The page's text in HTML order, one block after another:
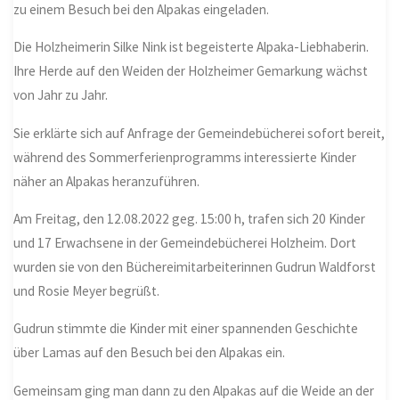
zu einem Besuch bei den Alpakas eingeladen.
Die Holzheimerin Silke Nink ist begeisterte Alpaka-Liebhaberin.
Ihre Herde auf den Weiden der Holzheimer Gemarkung wächst
von Jahr zu Jahr.
Sie erklärte sich auf Anfrage der Gemeindebücherei sofort bereit,
während des Sommerferienprogramms interessierte Kinder
näher an Alpakas heranzuführen.
Am Freitag, den 12.08.2022 geg. 15:00 h, trafen sich 20 Kinder
und 17 Erwachsene in der Gemeindebücherei Holzheim. Dort
wurden sie von den Büchereimitarbeiterinnen Gudrun Waldforst
und Rosie Meyer begrüßt.
Gudrun stimmte die Kinder mit einer spannenden Geschichte
über Lamas auf den Besuch bei den Alpakas ein.
Gemeinsam ging man dann zu den Alpakas auf die Weide an der